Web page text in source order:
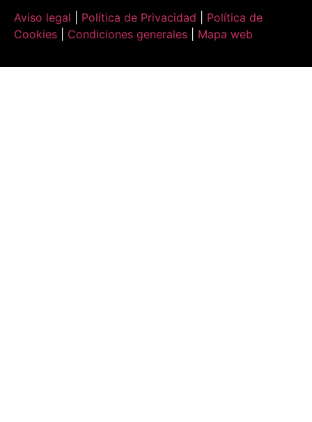
Aviso legal Política de Privacidad
Política de
Cookies
Condiciones generales Mapa web